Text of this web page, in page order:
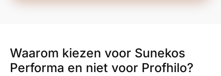
Waarom kiezen voor Sunekos
Performa en niet voor Profhilo?